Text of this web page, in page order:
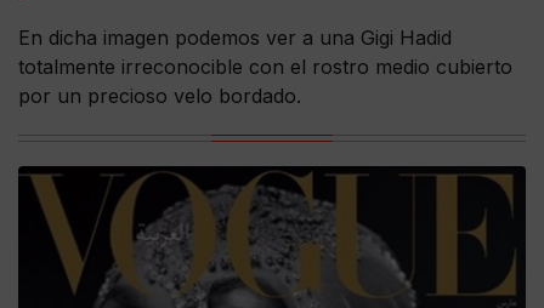
En dicha imagen podemos ver a una Gigi Hadid
totalmente irreconocible con el rostro medio cubierto
por un precioso velo bordado.